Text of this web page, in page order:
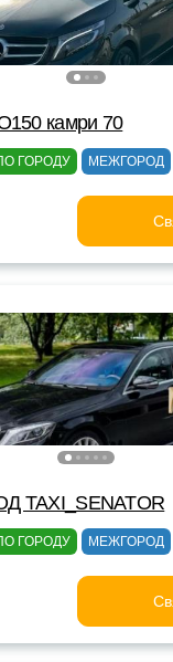
камри 70
ГОРОДУ МЕЖГОРОД
TAXI_SENATOR
ГОРОДУ МЕЖГОРОД